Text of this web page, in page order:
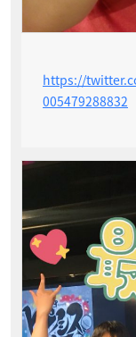
https://
005479288832